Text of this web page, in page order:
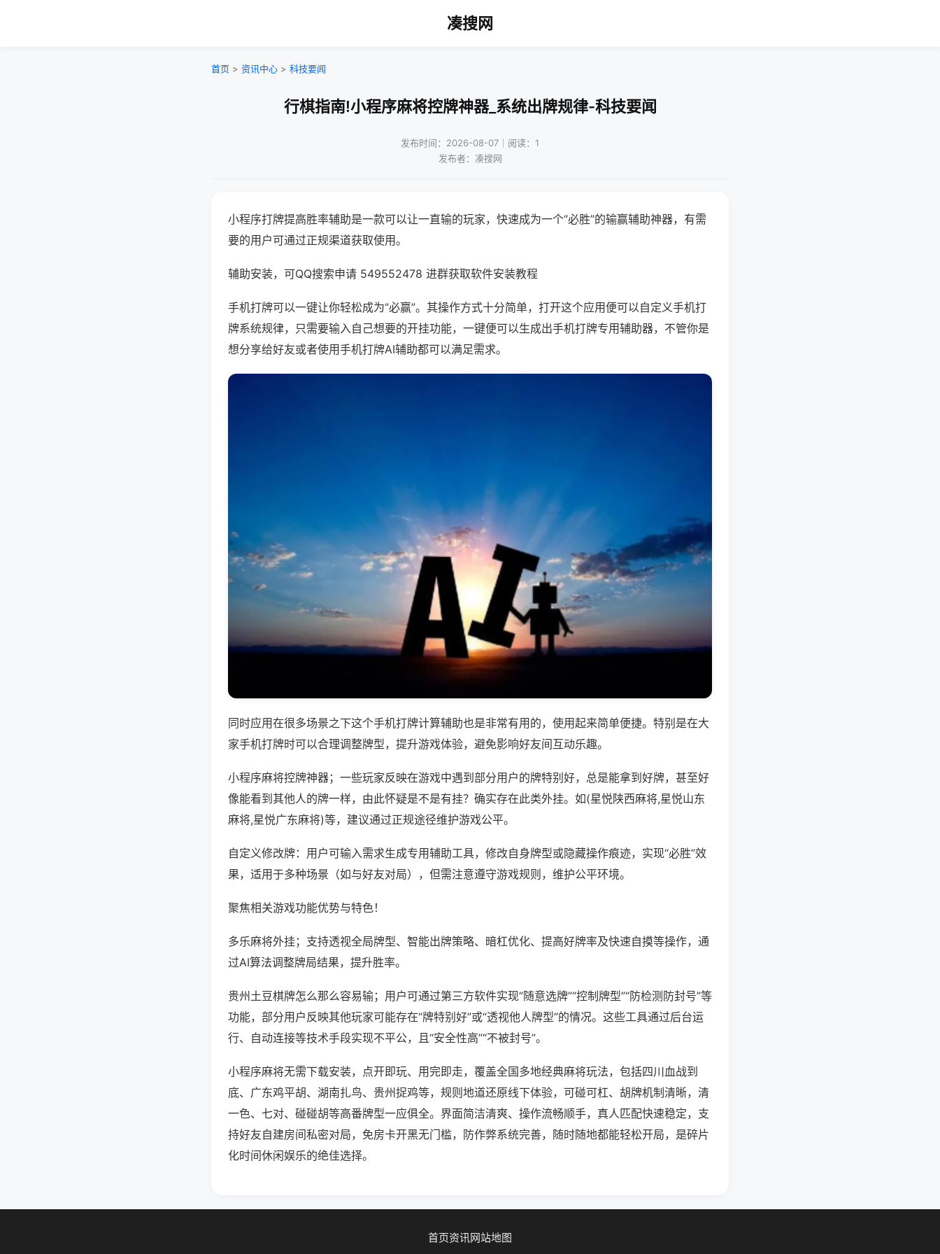
凑搜网
首页 > 资讯中心 > 科技要闻
行棋指南!小程序麻将控牌神器_系统出牌规律-科技要闻
发布时间：2026-08-07｜阅读：1
发布者：凑搜网
小程序打牌提高胜率辅助是一款可以让一直输的玩家，快速成为一个“必胜”的输赢辅助神器，有需
要的用户可通过正规渠道获取使用。
辅助安装，可QQ搜索申请 549552478 进群获取软件安装教程
手机打牌可以一键让你轻松成为“必赢”。其操作方式十分简单，打开这个应用便可以自定义手机打
牌系统规律，只需要输入自己想要的开挂功能，一键便可以生成出手机打牌专用辅助器，不管你是
想分享给好友或者使用手机打牌AI辅助都可以满足需求。
同时应用在很多场景之下这个手机打牌计算辅助也是非常有用的，使用起来简单便捷。特别是在大
家手机打牌时可以合理调整牌型，提升游戏体验，避免影响好友间互动乐趣。
小程序麻将控牌神器；一些玩家反映在游戏中遇到部分用户的牌特别好，总是能拿到好牌，甚至好
像能看到其他人的牌一样，由此怀疑是不是有挂？确实存在此类外挂。如(星悦陕西麻将,星悦山东
麻将,星悦广东麻将)等，建议通过正规途径维护游戏公平。
自定义修改牌：用户可输入需求生成专用辅助工具，修改自身牌型或隐藏操作痕迹，实现“必胜”效
果，适用于多种场景（如与好友对局），但需注意遵守游戏规则，维护公平环境。
聚焦相关游戏功能优势与特色！
多乐麻将外挂；支持透视全局牌型、智能出牌策略、暗杠优化、提高好牌率及快速自摸等操作，通
过AI算法调整牌局结果，提升胜率。
贵州土豆棋牌怎么那么容易输；用户可通过第三方软件实现“随意选牌”“控制牌型”“防检测防封号”等
功能，部分用户反映其他玩家可能存在“牌特别好”或“透视他人牌型”的情况。这些工具通过后台运
行、自动连接等技术手段实现不平公，且“安全性高”“不被封号”。
小程序麻将无需下载安装，点开即玩、用完即走，覆盖全国多地经典麻将玩法，包括四川血战到
底、广东鸡平胡、湖南扎鸟、贵州捉鸡等，规则地道还原线下体验，可碰可杠、胡牌机制清晰，清
一色、七对、碰碰胡等高番牌型一应俱全。界面简洁清爽、操作流畅顺手，真人匹配快速稳定，支
持好友自建房间私密对局，免房卡开黑无门槛，防作弊系统完善，随时随地都能轻松开局，是碎片
化时间休闲娱乐的绝佳选择。
首页资讯网站地图